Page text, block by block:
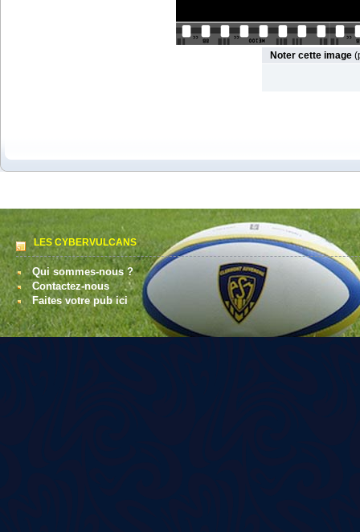
Noter cette image
LES CYBERVULCANS
Qui sommes-nous ?
Contactez-nous
Faites votre pub ici